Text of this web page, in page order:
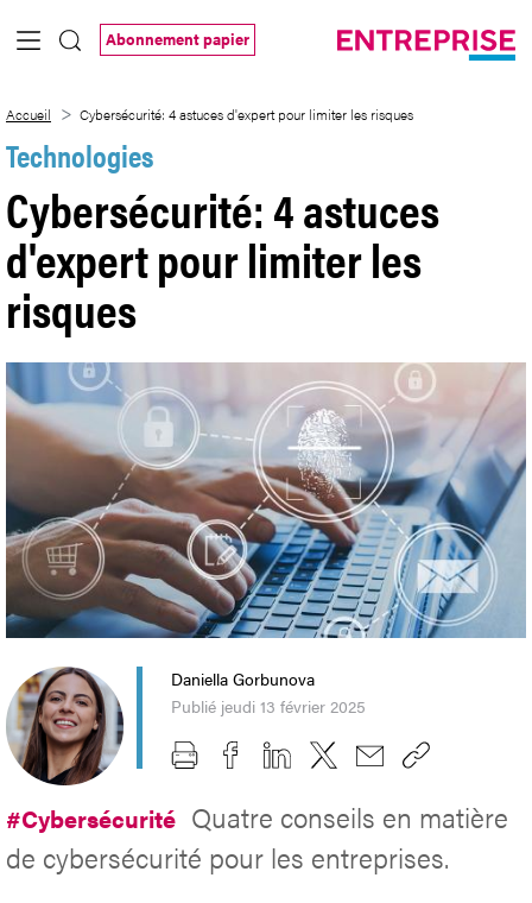
Saut au contenu principal
Abonnement papier
Accueil Cybersécurité: 4 astuces d'expert pour limiter les risques
Technologies
Cybersécurité: 4 astuces
d'expert pour limiter les
risques
Daniella Gorbunova
Publié jeudi 13 février 2025
#Cybersécurité Quatre conseils en matière
de cybersécurité pour les entreprises.